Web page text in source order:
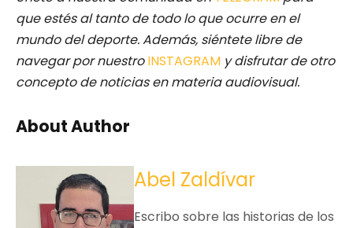
que estés al tanto de todo lo que ocurre en el
mundo del deporte. Además, siéntete libre de
navegar por nuestro INSTAGRAM y disfrutar de otro
concepto de noticias en materia audiovisual.
About Author
Abel Zaldívar
Escribo sobre las historias de los